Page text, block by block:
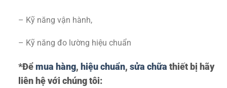
– Kỹ năng vận hành,
– Kỹ năng đo lường hiệu chuẩn
*Đểmua hàng, hiệu chuẩn, sửa chữa thiết bị hãy
liên hệ với chúng tôi: